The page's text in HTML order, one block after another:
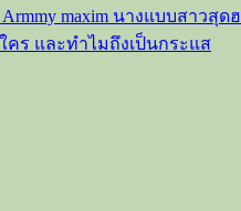
maxim นางแบบสาวสุด
คร และทำไมถึงเป็นกระแส